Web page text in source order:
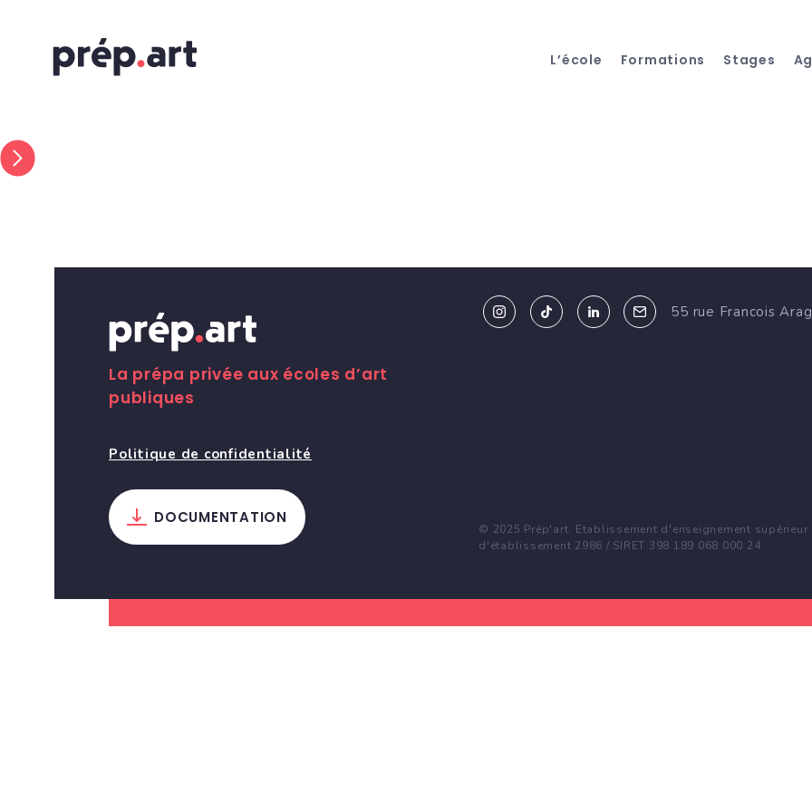
L’école Formations Stages
La prépa privée aux écoles d’art
publiques
Politique de confidentialité
DOCUMENTATION
55 rue Francois
© 2025 Prép'art. Etablissement d'enseignement
d'établissement 2986 / SIRET 398 189 068 000 24